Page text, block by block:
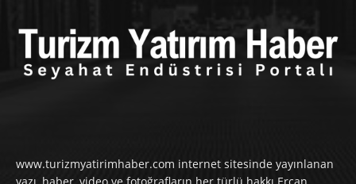
www.turizmyatirimhaber.com internet sitesinde yayınlanan
yazı, haber, video ve fotoğrafların her türlü hakkı Ercan